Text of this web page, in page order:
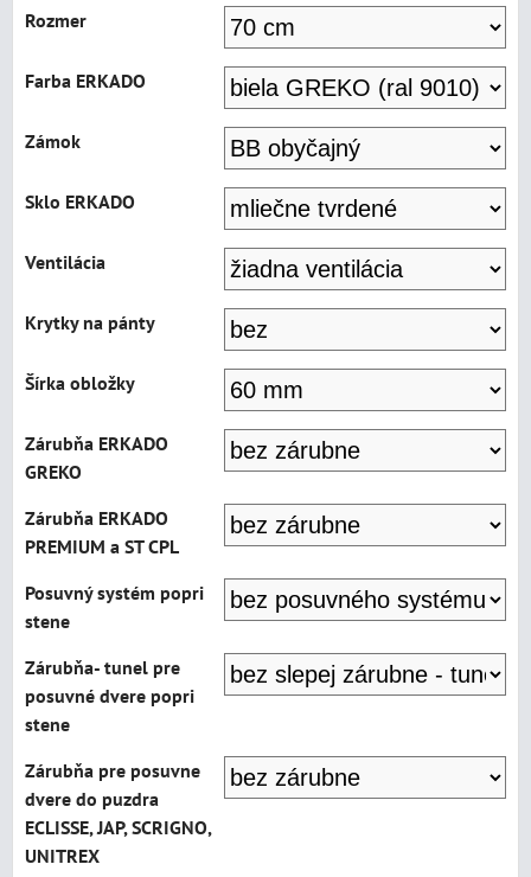
Rozmer
Farba ERKADO
Zámok
Sklo ERKADO
Ventilácia
Krytky na pánty
Šírka obložky
Zárubňa ERKADO
GREKO
Zárubňa ERKADO
PREMIUM a ST CPL
Posuvný systém popri
stene
Zárubňa- tunel pre
posuvné dvere popri
stene
Zárubňa pre posuvne
dvere do puzdra
ECLISSE, JAP, SCRIGNO,
UNITREX